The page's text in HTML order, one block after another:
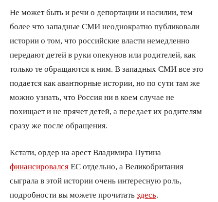
Не может быть и речи о депортации и насилии, тем
более что западные СМИ неоднократно публиковали
истории о том, что российские власти немедленно
передают детей в руки опекунов или родителей, как
только те обращаются к ним. В западных СМИ все это
подается как авантюрные истории, но по сути там же
можно узнать, что Россия ни в коем случае не
похищает и не прячет детей, а передает их родителям
сразу же после обращения.
Кстати, ордер на арест Владимира Путина
финансировался ЕС отдельно, а Великобритания
сыграла в этой истории очень интересную роль,
подробности вы можете прочитать здесь